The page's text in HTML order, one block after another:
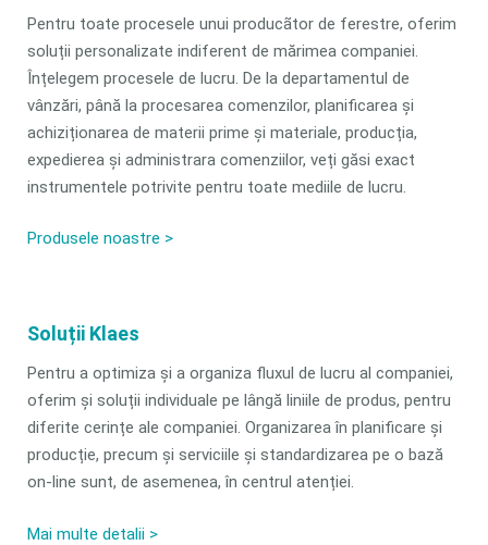
Pentru toate procesele unui producãtor de ferestre, oferim
soluții personalizate indiferent de mărimea companiei.
Înțelegem procesele de lucru. De la departamentul de
vânzări, până la procesarea comenzilor, planificarea și
achiziționarea de materii prime și materiale, producția,
expedierea și administrara comenziilor, veți găsi exact
instrumentele potrivite pentru toate mediile de lucru.
Produsele noastre >
Soluții Klaes
Pentru a optimiza și a organiza fluxul de lucru al companiei,
oferim și soluții individuale pe lângă liniile de produs, pentru
diferite cerințe ale companiei. Organizarea în planificare și
producție, precum și serviciile și standardizarea pe o bază
on-line sunt, de asemenea, în centrul atenției.
Mai multe detalii >